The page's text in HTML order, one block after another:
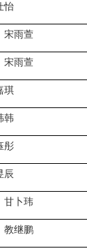
怡
宋雨萱
宋雨萱
琪
韩
彤
辰
甘卜玮
教继鹏